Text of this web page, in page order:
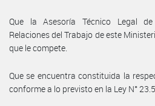
Que la Asesoría Técnico Legal
Relaciones del Trabajo de este
que le compete.
Que se encuentra constituida la
conforme a lo previsto en la Ley N°